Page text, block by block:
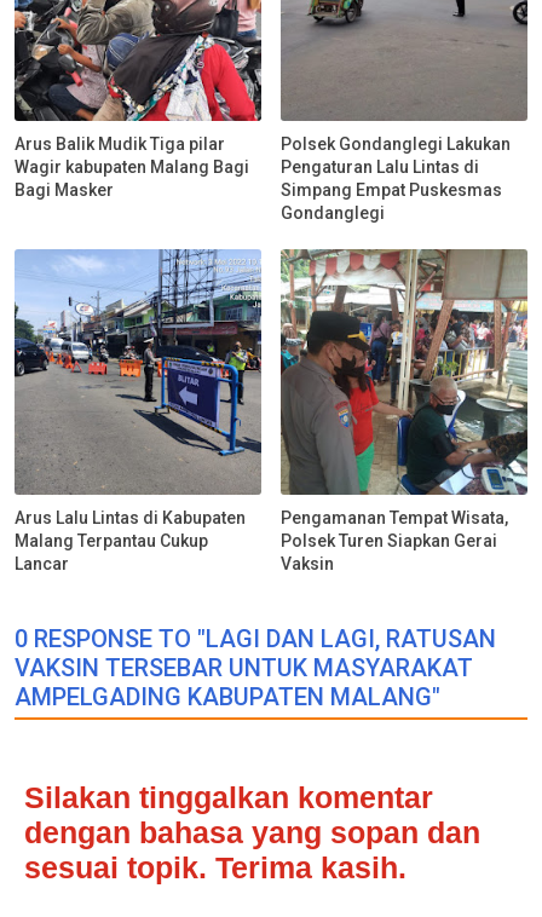
Arus Balik Mudik Tiga pilar
Wagir kabupaten Malang Bagi
Bagi Masker
Polsek Gondanglegi Lakukan
Pengaturan Lalu Lintas di
Simpang Empat Puskesmas
Gondanglegi
Arus Lalu Lintas di Kabupaten
Malang Terpantau Cukup
Lancar
Pengamanan Tempat Wisata,
Polsek Turen Siapkan Gerai
Vaksin
0 RESPONSE TO "LAGI DAN LAGI, RATUSAN
VAKSIN TERSEBAR UNTUK MASYARAKAT
AMPELGADING KABUPATEN MALANG"
Silakan tinggalkan komentar
dengan bahasa yang sopan dan
sesuai topik. Terima kasih.